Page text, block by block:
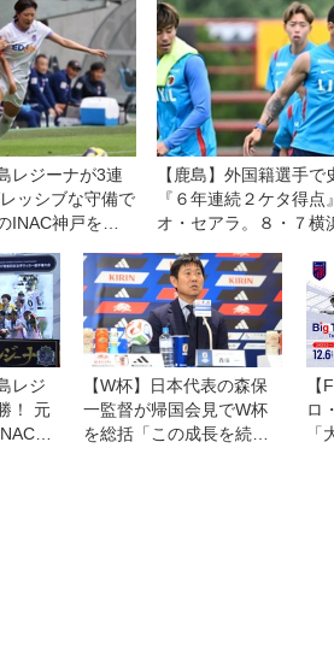
こ
レジーナが3連
ッシブな守備で
INAC神戸を下
【鹿島】外国籍選手で
『６年連続２ケタ得点
オ・セアラ。８・７横
示す機会」と意気込む
レジ
！ 元
神
【W杯】日本代表の森保
一監督が帰国会見でW杯
を総括「この成長を続け
ロ
「